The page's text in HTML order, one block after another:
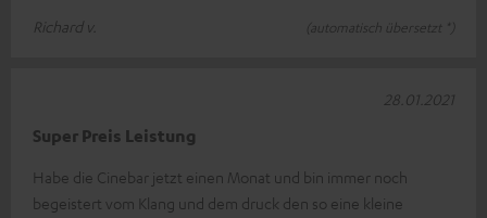
Richard v.
(automatisch übersetzt *)
Super Preis Leistung
Habe die Cinebar jetzt einen Monat und bin immer noch
begeistert vom Klang und dem druck den so eine kleine
28.01.2021